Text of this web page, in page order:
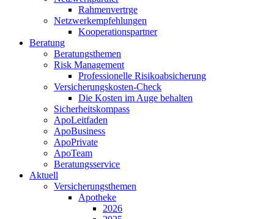
Rahmenvertrge
Netzwerkempfehlungen
Kooperationspartner
Beratung
Beratungsthemen
Risk Management
Professionelle Risikoabsicherung
Versicherungskosten-Check
Die Kosten im Auge behalten
Sicherheitskompass
ApoLeitfaden
ApoBusiness
ApoPrivate
ApoTeam
Beratungsservice
Aktuell
Versicherungsthemen
Apotheke
2026